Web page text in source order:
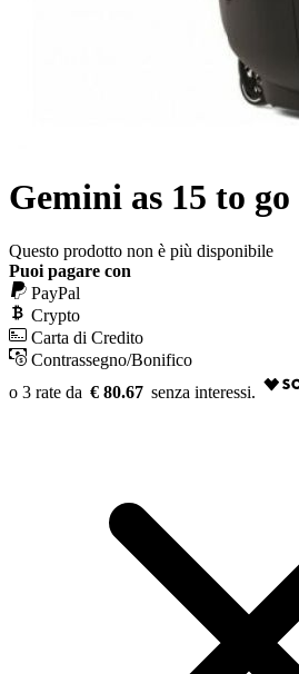
Gemini as 15 to go
Questo prodotto non è più disponibile
Puoi pagare con
PayPal
Crypto
Carta di Credito
Contrassegno/Bonifico
€ 80.67